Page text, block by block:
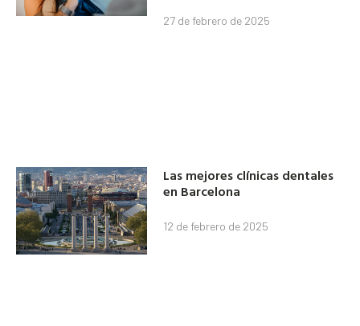
27 de febrero de 2025
Las mejores clínicas dentales
en Barcelona
12 de febrero de 2025